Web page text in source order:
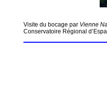
Visite du bocage par Vienne
Conservatoire Régional